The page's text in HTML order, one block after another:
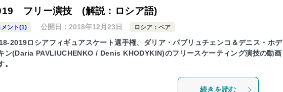
フリー演技 (解説：ロシア語)
メント(1) 公開日：2018年12月23日 ロシア：ペア
2019ロシアフィギュアスケート選手権、ダリア・パブリュチェンコ＆デニス・ホデ
ン(Daria PAVLIUCHENKO / Denis KHODYKIN)のフリースケーティング演技の動画
。
続きを読む